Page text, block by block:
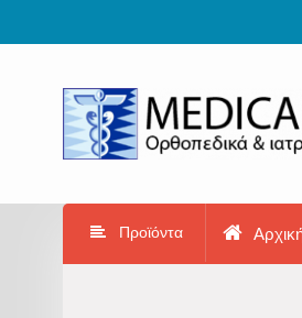
Προϊόντα